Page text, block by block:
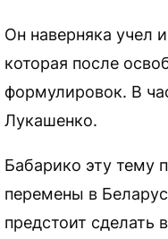
Он наверняка учел
которая после
формулировок. В
Лукашенко.
Бабарико эту тему
перемены в
предстоит